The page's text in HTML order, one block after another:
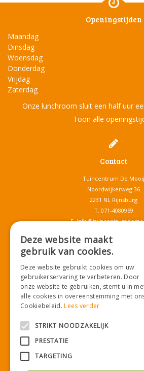
Openingstijden
Maandag
Dinsdag
Woensdag
Donderdag
Vrijdag
Zaterdag
Onze lunchroom sluit een half uur
Toon alle
Contact
Tuincentrum De Mooij
Noordwijkerweg 36
2231 NL Rijnsburg
T. 071-4080959
E.
Download onze
Deze website maakt
gebruik van cookies.
Deze website gebruikt cookies om uw
gebruikerservaring te verbeteren. Door
onze website te gebruiken, stemt u in
alle cookies in overeenstemming met
Cookiebeleid.Lees verder
STRIKT NOODZAKELIJK
PRESTATIE
TARGETING